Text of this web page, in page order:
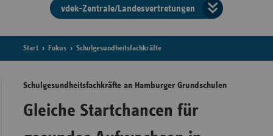
vdek-Zentrale/Landesvertretungen
der
Start Fokus Schulgesundheitsfachkräfte
Schulgesundheitsfachkräfte an Hamburger Grundschulen
Gleiche Startchancen für